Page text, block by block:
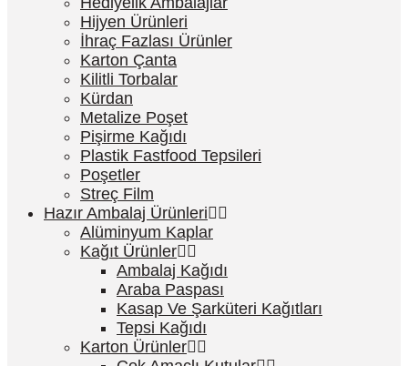
Hijyen Ürünleri
İhraç Fazlası Ürünler
Karton Çanta
Kilitli Torbalar
Kürdan
Metalize Poşet
Pişirme Kağıdı
Plastik Fastfood Tepsileri
Poşetler
Streç Film
Hazır Ambalaj Ürünleri
Alüminyum Kaplar
Kağıt Ürünler
Ambalaj Kağıdı
Araba Paspası
Kasap Ve Şarküteri Kağıtları
Tepsi Kağıdı
Karton Ürünler